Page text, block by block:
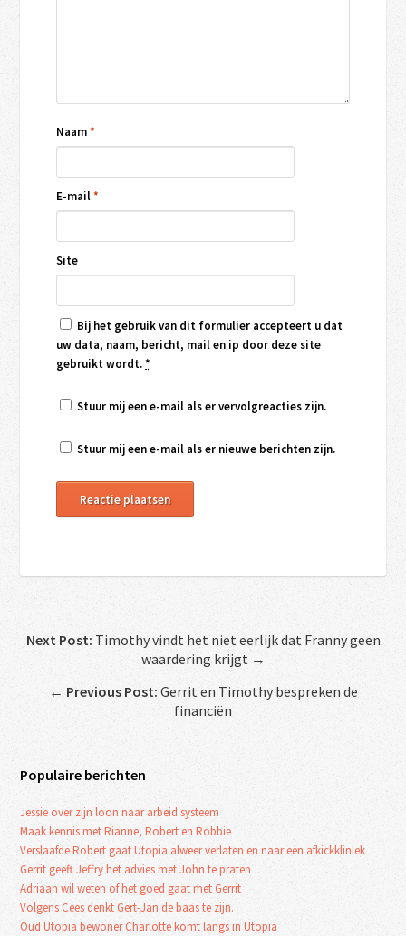
Naam*
E-mail*
Site
Bij het gebruik van dit formulier accepteert u dat
uw data, naam, bericht, mail en ip door deze site
gebruikt wordt.*
Stuur mij een e-mail als er vervolgreacties zijn.
Stuur mij een e-mail als er nieuwe berichten zijn.
Next Post: Timothy vindt het niet eerlijk dat Franny geen
waardering krijgt →
← Previous Post: Gerrit en Timothy bespreken de
financiën
Populaire berichten
Jessie over zijn loon naar arbeid systeem
Maak kennis met Rianne, Robert en Robbie
Verslaafde Robert gaat Utopia alweer verlaten en naar een afkickkliniek
Gerrit geeft Jeffry het advies met John te praten
Adriaan wil weten of het goed gaat met Gerrit
Volgens Cees denkt Gert-Jan de baas te zijn.
Oud Utopia bewoner Charlotte komt langs in Utopia